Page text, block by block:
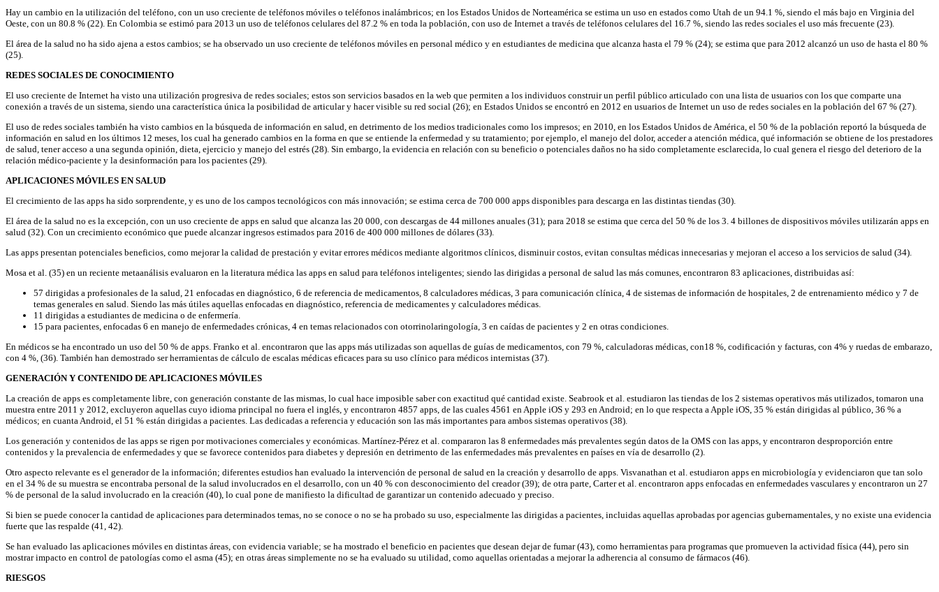
Hay un cambio en la utilización del teléfono, con un uso creciente de teléfonos móviles o teléfonos inalámbricos; en los Estados Unidos de Norteamérica se estima un uso en estados como Utah de un 94.1 %, siendo el más bajo en Virginia del
Oeste, con un 80.8 % (22). En Colombia se estimó para 2013 un uso de teléfonos celulares del 87.2 % en toda la población, con uso de Internet a través de teléfonos celulares del 16.7 %, siendo las redes sociales el uso más frecuente (23).
El área de la salud no ha sido ajena a estos cambios; se ha observado un uso creciente de teléfonos móviles en personal médico y en estudiantes de medicina que alcanza hasta el 79 % (24); se estima que para 2012 alcanzó un uso de hasta el 80 %
(25).
REDES SOCIALES DE CONOCIMIENTO
El uso creciente de Internet ha visto una utilización progresiva de redes sociales; estos son servicios basados en la web que permiten a los individuos construir un perfil público articulado con una lista de usuarios con los que comparte una
conexión a través de un sistema, siendo una característica única la posibilidad de articular y hacer visible su red social (26); en Estados Unidos se encontró en 2012 en usuarios de Internet un uso de redes sociales en la población del 67 % (27).
El uso de redes sociales también ha visto cambios en la búsqueda de información en salud, en detrimento de los medios tradicionales como los impresos; en 2010, en los Estados Unidos de América, el 50 % de la población reportó la búsqueda de
información en salud en los últimos 12 meses, los cual ha generado cambios en la forma en que se entiende la enfermedad y su tratamiento; por ejemplo, el manejo del dolor, acceder a atención médica, qué información se obtiene de los prestadores
de salud, tener acceso a una segunda opinión, dieta, ejercicio y manejo del estrés (28). Sin embargo, la evidencia en relación con su beneficio o potenciales daños no ha sido completamente esclarecida, lo cual genera el riesgo del deterioro de la
relación médico-paciente y la desinformación para los pacientes (29).
APLICACIONES MÓVILES EN SALUD
El crecimiento de las apps ha sido sorprendente, y es uno de los campos tecnológicos con más innovación; se estima cerca de 700 000 apps disponibles para descarga en las distintas tiendas (30).
El área de la salud no es la excepción, con un uso creciente de apps en salud que alcanza las 20 000, con descargas de 44 millones anuales (31); para 2018 se estima que cerca del 50 % de los 3. 4 billones de dispositivos móviles utilizarán apps en
salud (32). Con un crecimiento económico que puede alcanzar ingresos estimados para 2016 de 400 000 millones de dólares (33).
Las apps presentan potenciales beneficios, como mejorar la calidad de prestación y evitar errores médicos mediante algoritmos clínicos, disminuir costos, evitan consultas médicas innecesarias y mejoran el acceso a los servicios de salud (34).
Mosa et al. (35) en un reciente metaanálisis evaluaron en la literatura médica las apps en salud para teléfonos inteligentes; siendo las dirigidas a personal de salud las más comunes, encontraron 83 aplicaciones, distribuidas así:
57 dirigidas a profesionales de la salud, 21 enfocadas en diagnóstico, 6 de referencia de medicamentos, 8 calculadores médicas, 3 para comunicación clínica, 4 de sistemas de información de hospitales, 2 de entrenamiento médico y 7 de
temas generales en salud. Siendo las más útiles aquellas enfocadas en diagnóstico, referencia de medicamentes y calculadores médicas.
11 dirigidas a estudiantes de medicina o de enfermería.
15 para pacientes, enfocadas 6 en manejo de enfermedades crónicas, 4 en temas relacionados con otorrinolaringología, 3 en caídas de pacientes y 2 en otras condiciones.
En médicos se ha encontrado un uso del 50 % de apps. Franko et al. encontraron que las apps más utilizadas son aquellas de guías de medicamentos, con 79 %, calculadoras médicas, con18 %, codificación y facturas, con 4% y ruedas de embarazo,
con 4 %, (36). También han demostrado ser herramientas de cálculo de escalas médicas eficaces para su uso clínico para médicos internistas (37).
GENERACIÓN Y CONTENIDO DE APLICACIONES MÓVILES
La creación de apps es completamente libre, con generación constante de las mismas, lo cual hace imposible saber con exactitud qué cantidad existe. Seabrook et al. estudiaron las tiendas de los 2 sistemas operativos más utilizados, tomaron una
muestra entre 2011 y 2012, excluyeron aquellas cuyo idioma principal no fuera el inglés, y encontraron 4857 apps, de las cuales 4561 en Apple iOS y 293 en Android; en lo que respecta a Apple iOS, 35 % están dirigidas al público, 36 % a
médicos; en cuanta Android, el 51 % están dirigidas a pacientes. Las dedicadas a referencia y educación son las más importantes para ambos sistemas operativos (38).
Los generación y contenidos de las apps se rigen por motivaciones comerciales y económicas. Martínez-Pérez et al. compararon las 8 enfermedades más prevalentes según datos de la OMS con las apps, y encontraron desproporción entre
contenidos y la prevalencia de enfermedades y que se favorece contenidos para diabetes y depresión en detrimento de las enfermedades más prevalentes en países en vía de desarrollo (2).
Otro aspecto relevante es el generador de la información; diferentes estudios han evaluado la intervención de personal de salud en la creación y desarrollo de apps. Visvanathan et al. estudiaron apps en microbiología y evidenciaron que tan solo
en el 34 % de su muestra se encontraba personal de la salud involucrados en el desarrollo, con un 40 % con desconocimiento del creador (39); de otra parte, Carter et al. encontraron apps enfocadas en enfermedades vasculares y encontraron un 27
% de personal de la salud involucrado en la creación (40), lo cual pone de manifiesto la dificultad de garantizar un contenido adecuado y preciso.
Si bien se puede conocer la cantidad de aplicaciones para determinados temas, no se conoce o no se ha probado su uso, especialmente las dirigidas a pacientes, incluidas aquellas aprobadas por agencias gubernamentales, y no existe una evidencia
fuerte que las respalde (41, 42).
Se han evaluado las aplicaciones móviles en distintas áreas, con evidencia variable; se ha mostrado el beneficio en pacientes que desean dejar de fumar (43), como herramientas para programas que promueven la actividad física (44), pero sin
mostrar impacto en control de patologías como el asma (45); en otras áreas simplemente no se ha evaluado su utilidad, como aquellas orientadas a mejorar la adherencia al consumo de fármacos (46).
RIESGOS